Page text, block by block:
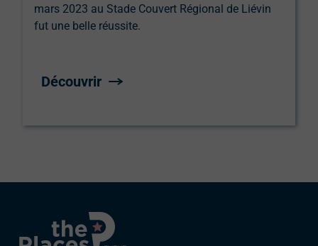
mars 2023 au Stade Couvert Régional de Liévin
fut une belle réussite.
Découvrir